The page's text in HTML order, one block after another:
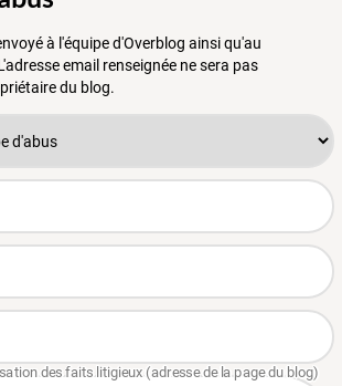
à l'équipe d'Overblog ainsi qu'au
email renseignée ne sera pas
du blog.